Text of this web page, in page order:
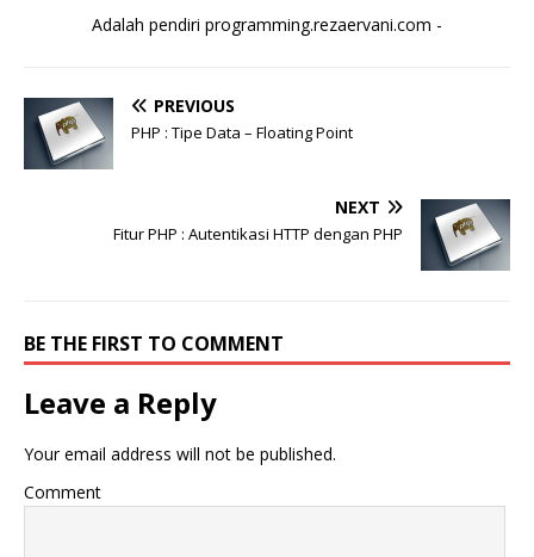
Adalah pendiri programming.rezaervani.com -
PREVIOUS
PHP : Tipe Data – Floating Point
NEXT
Fitur PHP : Autentikasi HTTP dengan PHP
BE THE FIRST TO COMMENT
Leave a Reply
Your email address will not be published.
Comment